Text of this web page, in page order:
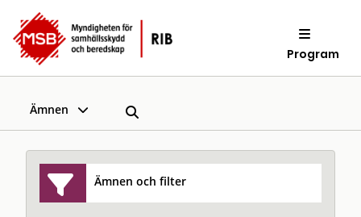
Program
Ämnen
Ämnen och filter